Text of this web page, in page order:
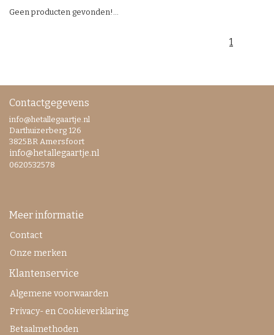
Geen producten gevonden!...
1
Contactgegevens
info@hetallegaartje.nl
Darthuizerberg 126
3825BR Amersfoort
info@hetallegaartje.nl
0620532578
Meer informatie
Contact
Onze merken
Klantenservice
Algemene voorwaarden
Privacy- en Cookieverklaring
Betaalmethoden